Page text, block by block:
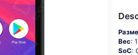
Вес:
SoC: